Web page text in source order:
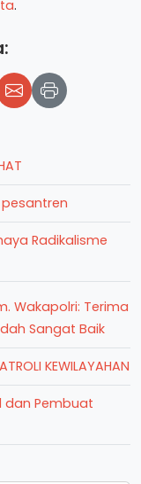
.
Radikalisme
Wakapolri: Terima
Sangat Baik
KEWILAYAHAN
dan Pembuat